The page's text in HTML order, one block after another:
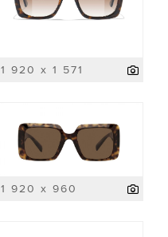
1 920 x 1 571
1 920 x 960